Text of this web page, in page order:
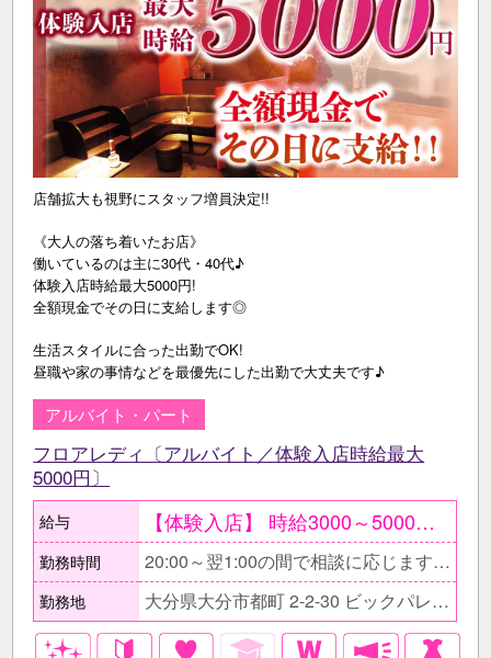
店舗拡大も視野にスタッフ増員決定!!
《大人の落ち着いたお店》
働いているのは主に30代・40代♪
体験入店時給最大5000円!
全額現金でその日に支給します◎
生活スタイルに合った出勤でOK!
昼職や家の事情などを最優先にした出勤で大丈夫です♪
アルバイト・パート
フロアレディ〔アルバイト／体験入店時給最大
5000円〕
給与 【体験入店】 時給3000～5000円 随時受付中〔複数回可能〕 ●条件が合えば面接当日もOK ○面接後、そのまま体験入店もOK ●給与はその日に全額現金支給 ○最大1週間可能 【在籍後】 時給1800円～3500円＋各種手当 ≪会社上がりに働くAさん≫ 時給2000円×1日3h×週3日〔月12日〕 ＝月収7万2000円+各種バック
勤務時間 20:00～翌1:00の間で相談に応じます。 ■短時間勤務もOK。 □日によって出勤時間や退勤時間が変わるのもOK。 ■無理な残業をお願いする事はありません。 □早上がりの希望などもお気軽にご相談下さい。
勤務地 大分県大分市都町 2-2-30 ビックパレスビル2F